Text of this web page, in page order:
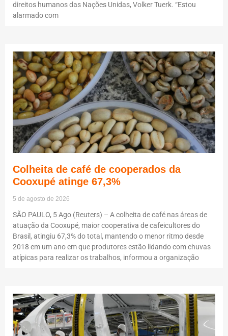
direitos humanos das Nações Unidas, Volker Tuerk. “Estou
alarmado com
Colheita de café de cooperados da
Cooxupé atinge 67,3%
5 de agosto de 2026
SÃO PAULO, 5 Ago (Reuters) – A colheita de café nas áreas de
atuação da Cooxupé, maior cooperativa de cafeicultores do
Brasil, atingiu 67,3% do total, mantendo o menor ritmo desde
2018 em um ano em que produtores estão lidando com chuvas
atípicas para realizar os trabalhos, informou a organização